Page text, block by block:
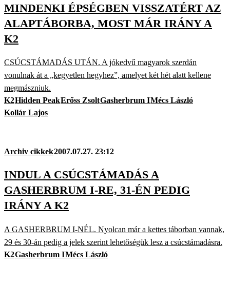
MINDENKI ÉPSÉGBEN VISSZATÉRT AZ
ALAPTÁBORBA, MOST MÁR IRÁNY A
K2
CSÚCSTÁMADÁS UTÁN. A jókedvű magyarok szerdán
vonulnak át a „kegyetlen hegyhez”, amelyet két hét alatt kellene
megmászniuk.
K2Hidden PeakErőss ZsoltGasherbrum IMécs László
Kollár Lajos
Archiv cikkek2007.07.27. 23:12
INDUL A CSÚCSTÁMADÁS A
GASHERBRUM I-RE, 31-ÉN PEDIG
IRÁNY A K2
A GASHERBRUM I-NÉL. Nyolcan már a kettes táborban vannak,
29 és 30-án pedig a jelek szerint lehetőségük lesz a csúcstámadásra.
K2Gasherbrum IMécs László